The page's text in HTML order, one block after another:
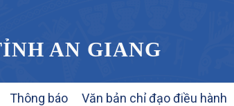
AN GIANG
Thông báo Văn bản chỉ đạo điều hành